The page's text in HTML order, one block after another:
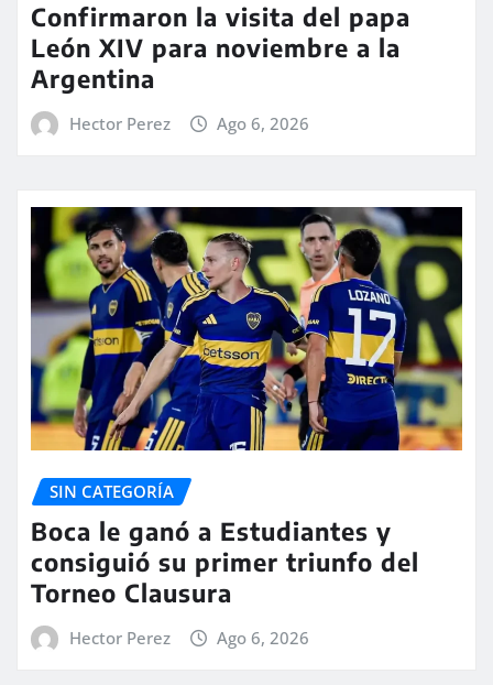
Confirmaron la visita del papa
León XIV para noviembre a la
Argentina
Hector Perez Ago 6, 2026
SIN CATEGORÍA
Boca le ganó a Estudiantes y
consiguió su primer triunfo del
Torneo Clausura
Hector Perez Ago 6, 2026